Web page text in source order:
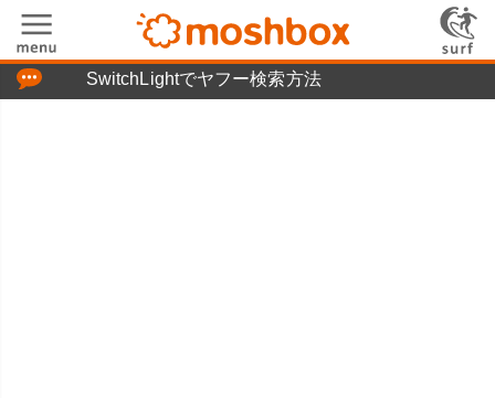
SwitchLightでヤフー検索方法
「つぶやき」の使い方